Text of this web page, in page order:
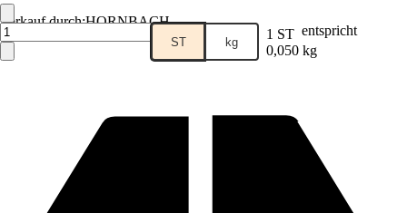
Verkauf durch:HORNBACH
ST kg 1 ST entspricht
0,050 kg